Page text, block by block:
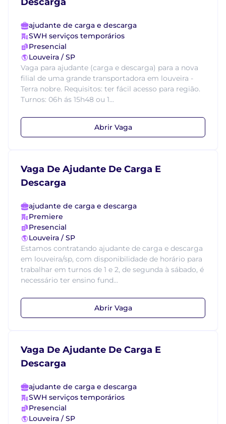
ajudante de carga e descarga
SWH serviços temporários
Presencial
Louveira / SP
Vaga para ajudante (carga e descarga) para a nova
filial de uma grande transportadora em louveira -
Terra nobre. Requisitos: ter fácil acesso para região.
Turnos: 06h ás 15h48 ou 1...
Abrir Vaga
Vaga De Ajudante De Carga E
Descarga
ajudante de carga e descarga
Premiere
Presencial
Louveira / SP
Estamos contratando ajudante de carga e descarga
em louveira/sp, com disponibilidade de horário para
trabalhar em turnos de 1 e 2, de segunda à sábado, é
necessário ter ensino fund...
Abrir Vaga
Vaga De Ajudante De Carga E
Descarga
ajudante de carga e descarga
SWH serviços temporários
Presencial
Louveira / SP